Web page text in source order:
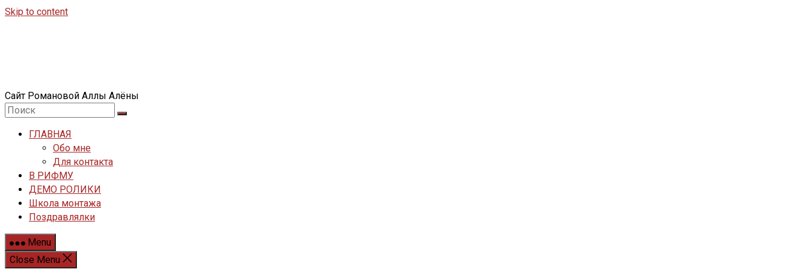
Skip to content
Сайт Романовой Аллы Алёны
ГЛАВНАЯ
Обо мне
Для контакта
В РИФМУ
ДЕМО РОЛИКИ
Школа монтажа
Поздравлялки
Menu
Close Menu